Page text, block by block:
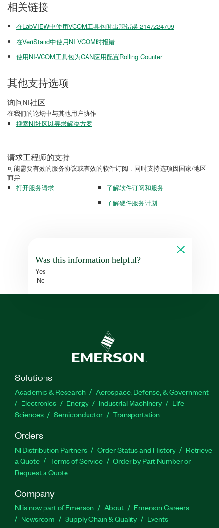
相关链接
在LabVIEW中使用VCOM工具包时出现错误-2147224709
在VeriStand中使用NI VCOM时报错
使用NI-VCOM工具包为CAN应用配置Rolling Counter
其他支持选项
询问NI社区
在我们的论坛中与其他用户协作
搜索NI社区以寻求解决方案
请求工程师的支持
可能需要有效的服务协议或有效的软件订阅，同时支持选项因国家/地区
而异
打开服务请求
了解软件订阅和服务
了解硬件服务计划
Was this information helpful?
Yes
No
Solutions
Academic & Research
Aerospace, Defense, & Government
Electronics
Energy Industrial Machinery
Life
Sciences
Semiconductor Transportation
Orders
NI Distribution Partners Order Status and History
Retrieve
a Quote
Terms of Service
Order by Part Number or
Request a Quote
Company
NI is now part of Emerson About
Emerson Careers
Newsroom
Supply Chain & Quality Events